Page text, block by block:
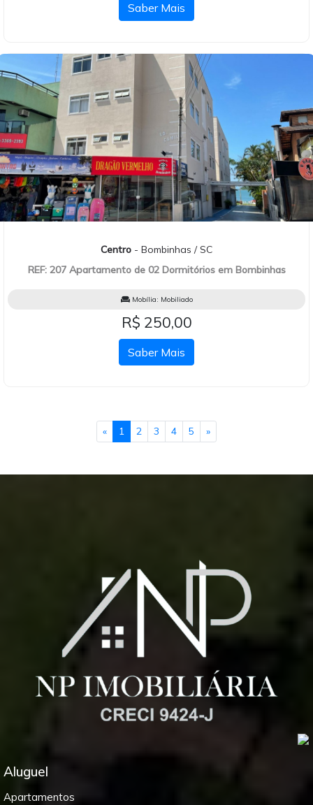
Saber Mais
Centro - Bombinhas / SC
REF: 207 Apartamento de 02 Dormitórios em Bombinhas
Mobília: Mobiliado
R$ 250,00
Saber Mais
« 1 2 3 4 5 »
Aluguel
Apartamentos